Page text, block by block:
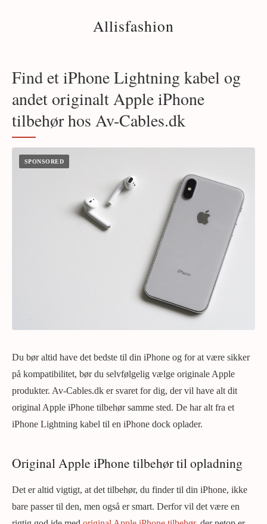
Allisfashion
Find et iPhone Lightning kabel og
andet originalt Apple iPhone
tilbehør hos Av-Cables.dk
Du bør altid have det bedste til din iPhone og for at være sikker
på kompatibilitet, bør du selvfølgelig vælge originale Apple
produkter. Av-Cables.dk er svaret for dig, der vil have alt dit
original Apple iPhone tilbehør samme sted. De har alt fra et
iPhone Lightning kabel til en iPhone dock oplader.
Original Apple iPhone tilbehør til opladning
Det er altid vigtigt, at det tilbehør, du finder til din iPhone, ikke
bare passer til den, men også er smart. Derfor vil det være en